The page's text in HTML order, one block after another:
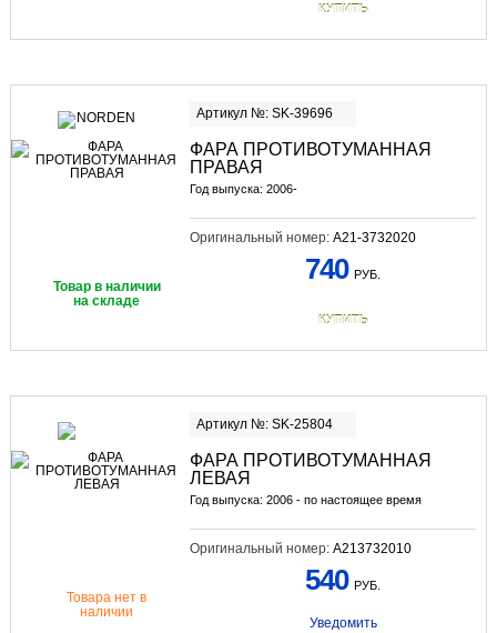
КУПИТЬ
Артикул №: SK-39696
ФАРА ПРОТИВОТУМАННАЯ
ПРАВАЯ
Год выпуска: 2006-
Оригинальный номер: A21-3732020
Товар в наличии
на складе
740 РУБ.
КУПИТЬ
Артикул №: SK-25804
ФАРА ПРОТИВОТУМАННАЯ
ЛЕВАЯ
Год выпуска: 2006 - по настоящее время
Оригинальный номер: A213732010
Товара нет в
наличии
540 РУБ.
Уведомить